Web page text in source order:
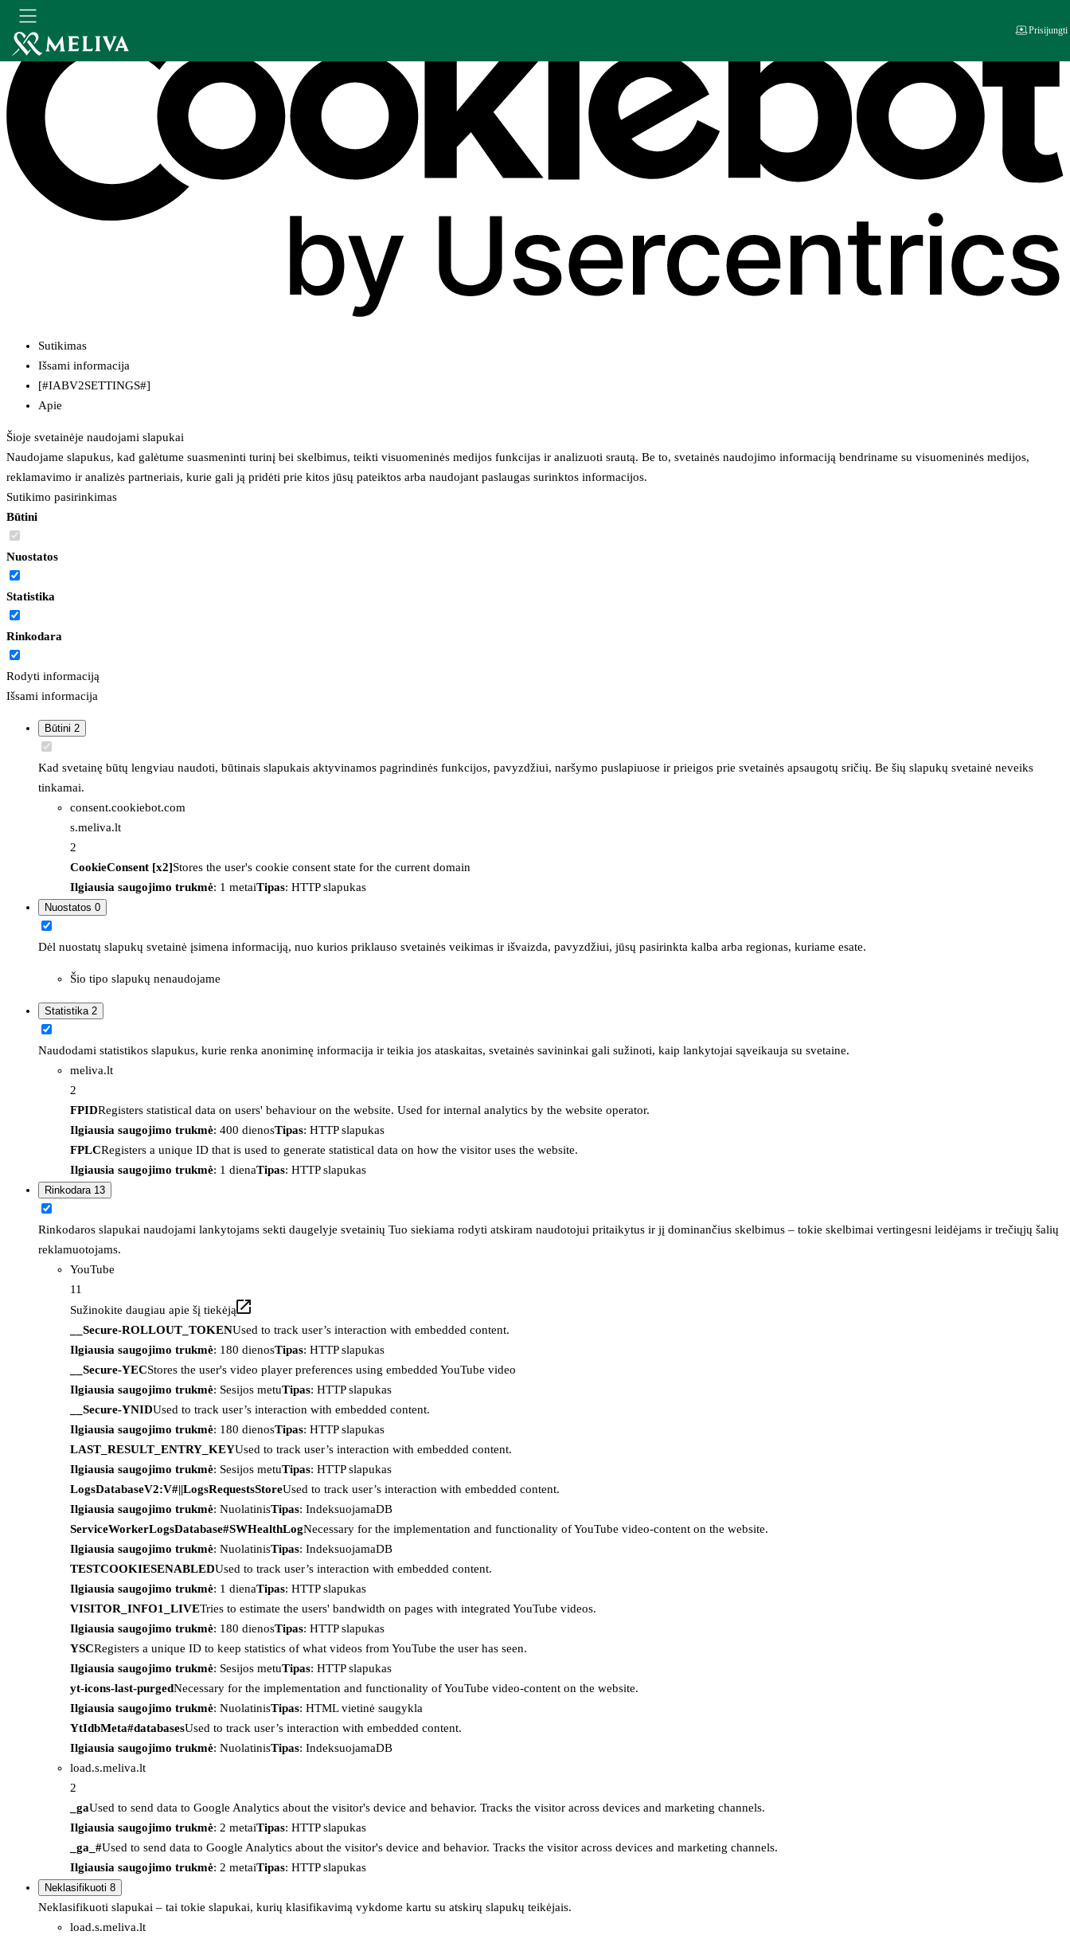
Sutikimas
Išsami informacija
[#IABV2SETTINGS#]
Apie
Šioje svetainėje naudojami slapukai
Naudojame slapukus, kad galėtume suasmeninti turinį bei skelbimus, teikti visuomeninės medijos funkcijas ir analizuoti srautą. Be to, svetainės naudojimo informaciją bendriname su visuomeninės medijos,
reklamavimo ir analizės partneriais, kurie gali ją pridėti prie kitos jūsų pateiktos arba naudojant paslaugas surinktos informacijos.
Sutikimo pasirinkimas
Būtini
Nuostatos
Statistika
Rinkodara
Rodyti informaciją
Išsami informacija
Būtini 2
Kad svetainę būtų lengviau naudoti, būtinais slapukais aktyvinamos pagrindinės funkcijos, pavyzdžiui, naršymo puslapiuose ir prieigos prie svetainės apsaugotų sričių. Be šių slapukų svetainė neveiks
tinkamai.
consent.cookiebot.com
s.meliva.lt
2
CookieConsent [x2]Stores the user's cookie consent state for the current domain
Ilgiausia saugojimo trukmė: 1 metaiTipas: HTTP slapukas
Nuostatos 0
Dėl nuostatų slapukų svetainė įsimena informaciją, nuo kurios priklauso svetainės veikimas ir išvaizda, pavyzdžiui, jūsų pasirinkta kalba arba regionas, kuriame esate.
Šio tipo slapukų nenaudojame
Statistika 2
Naudodami statistikos slapukus, kurie renka anoniminę informacija ir teikia jos ataskaitas, svetainės savininkai gali sužinoti, kaip lankytojai sąveikauja su svetaine.
meliva.lt
2
FPIDRegisters statistical data on users' behaviour on the website. Used for internal analytics by the website operator.
Ilgiausia saugojimo trukmė: 400 dienosTipas: HTTP slapukas
FPLCRegisters a unique ID that is used to generate statistical data on how the visitor uses the website.
Ilgiausia saugojimo trukmė: 1 dienaTipas: HTTP slapukas
Rinkodara 13
Rinkodaros slapukai naudojami lankytojams sekti daugelyje svetainių Tuo siekiama rodyti atskiram naudotojui pritaikytus ir jį dominančius skelbimus – tokie skelbimai vertingesni leidėjams ir trečiųjų šalių
reklamuotojams.
YouTube
11
Sužinokite daugiau apie šį tiekėją
__Secure-ROLLOUT_TOKENUsed to track user’s interaction with embedded content.
Ilgiausia saugojimo trukmė: 180 dienosTipas: HTTP slapukas
__Secure-YECStores the user's video player preferences using embedded YouTube video
Ilgiausia saugojimo trukmė: Sesijos metuTipas: HTTP slapukas
__Secure-YNIDUsed to track user’s interaction with embedded content.
Ilgiausia saugojimo trukmė: 180 dienosTipas: HTTP slapukas
LAST_RESULT_ENTRY_KEYUsed to track user’s interaction with embedded content.
Ilgiausia saugojimo trukmė: Sesijos metuTipas: HTTP slapukas
LogsDatabaseV2:V#||LogsRequestsStoreUsed to track user’s interaction with embedded content.
Ilgiausia saugojimo trukmė: NuolatinisTipas: IndeksuojamaDB
ServiceWorkerLogsDatabase#SWHealthLogNecessary for the implementation and functionality of YouTube video-content on the website.
Ilgiausia saugojimo trukmė: NuolatinisTipas: IndeksuojamaDB
TESTCOOKIESENABLEDUsed to track user’s interaction with embedded content.
Ilgiausia saugojimo trukmė: 1 dienaTipas: HTTP slapukas
VISITOR_INFO1_LIVETries to estimate the users' bandwidth on pages with integrated YouTube videos.
Ilgiausia saugojimo trukmė: 180 dienosTipas: HTTP slapukas
YSCRegisters a unique ID to keep statistics of what videos from YouTube the user has seen.
Ilgiausia saugojimo trukmė: Sesijos metuTipas: HTTP slapukas
yt-icons-last-purgedNecessary for the implementation and functionality of YouTube video-content on the website.
Ilgiausia saugojimo trukmė: NuolatinisTipas: HTML vietinė saugykla
YtIdbMeta#databasesUsed to track user’s interaction with embedded content.
Ilgiausia saugojimo trukmė: NuolatinisTipas: IndeksuojamaDB
load.s.meliva.lt
2
_gaUsed to send data to Google Analytics about the visitor's device and behavior. Tracks the visitor across devices and marketing channels.
Ilgiausia saugojimo trukmė: 2 metaiTipas: HTTP slapukas
_ga_#Used to send data to Google Analytics about the visitor's device and behavior. Tracks the visitor across devices and marketing channels.
Ilgiausia saugojimo trukmė: 2 metaiTipas: HTTP slapukas
Neklasifikuoti 8
Neklasifikuoti slapukai – tai tokie slapukai, kurių klasifikavimą vykdome kartu su atskirų slapukų teikėjais.
load.s.meliva.lt
Prisijungti